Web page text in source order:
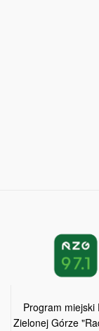
Program miejski
Zielonej Górze